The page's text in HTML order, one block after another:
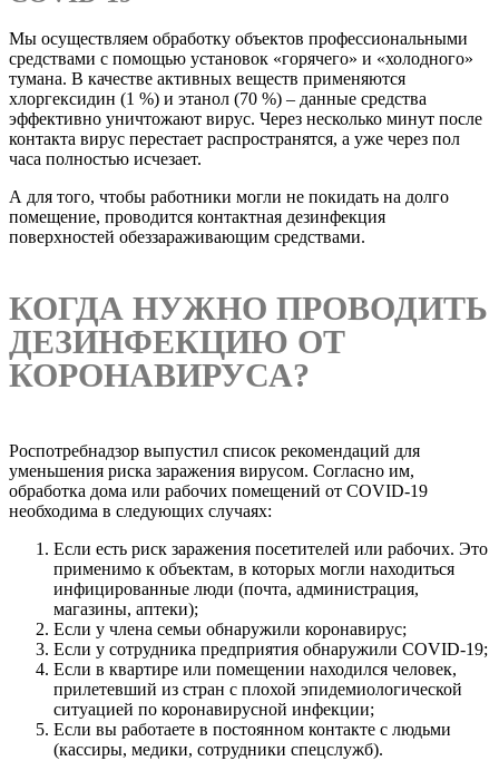
Мы осуществляем обработку объектов профессиональными
средствами с помощью установок «горячего» и «холодного»
тумана. В качестве активных веществ применяются
хлоргексидин (1 %) и этанол (70 %) – данные средства
эффективно уничтожают вирус. Через несколько минут после
контакта вирус перестает распространятся, а уже через пол
часа полностью исчезает.
А для того, чтобы работники могли не покидать на долго
помещение, проводится контактная дезинфекция
поверхностей обеззараживающим средствами.
КОГДА НУЖНО ПРОВОДИТЬ
ДЕЗИНФЕКЦИЮ ОТ
КОРОНАВИРУСА?
Роспотребнадзор выпустил список рекомендаций для
уменьшения риска заражения вирусом. Согласно им,
обработка дома или рабочих помещений от COVID-19
необходима в следующих случаях:
Если есть риск заражения посетителей или рабочих. Это
применимо к объектам, в которых могли находиться
инфицированные люди (почта, администрация,
магазины, аптеки);
Если у члена семьи обнаружили коронавирус;
Если у сотрудника предприятия обнаружили COVID-19;
Если в квартире или помещении находился человек,
прилетевший из стран с плохой эпидемиологической
ситуацией по коронавирусной инфекции;
Если вы работаете в постоянном контакте с людьми
(кассиры, медики, сотрудники спецслужб).